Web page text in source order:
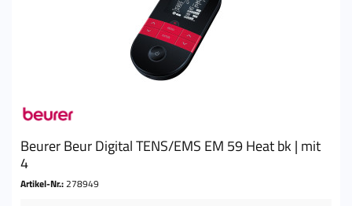
Beurer Beur Digital TENS/EMS EM 59 Heat bk | mit
4
Artikel-Nr.:278949